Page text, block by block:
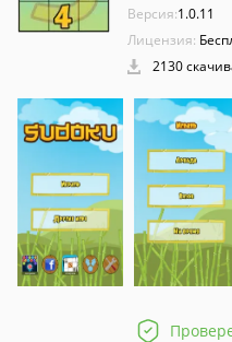
Версия:1.0.11
Лицензия:
2130